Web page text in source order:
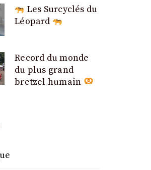
Les Surcyclés du
Léopard
Record du monde
du plus grand
bretzel humain